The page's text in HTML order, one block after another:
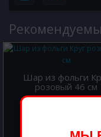
Шар из фольги
розовый 46 см